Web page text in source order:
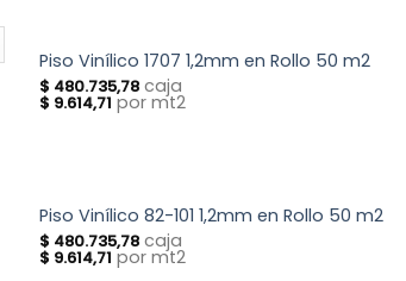
Piso Vinílico 1707 1,2mm en Rollo 50 m2
$ 480.735,78 caja
$ 9.614,71 por mt2
Piso Vinílico 82-101 1,2mm en Rollo 50 m2
$ 480.735,78 caja
$ 9.614,71 por mt2